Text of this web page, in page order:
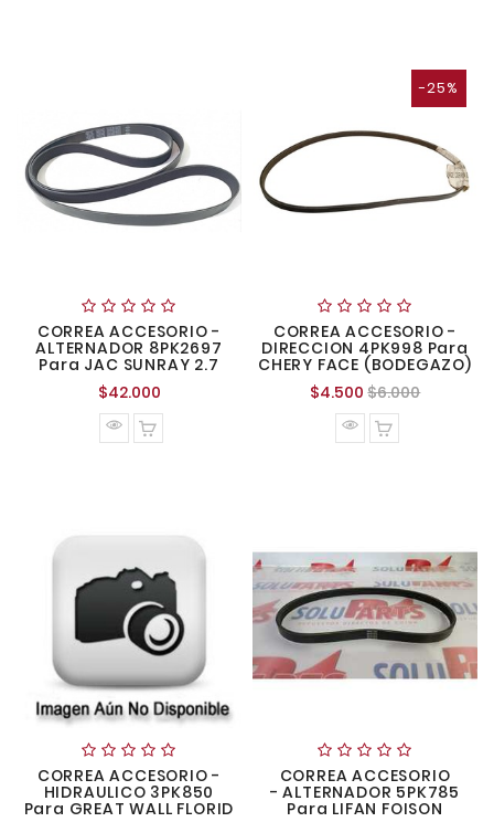
CORREA ACCESORIO -
ALTERNADOR 8PK2697
Para JAC SUNRAY 2.7
$42.000Precio
normal
-25%
CORREA ACCESORIO -
DIRECCION 4PK998 Para
CHERY FACE (BODEGAZO)
$4.500 Precio
normal
$6.000Precio
CORREA ACCESORIO -
HIDRAULICO 3PK850
Para GREAT WALL FLORID
CORREA ACCESORIO
- ALTERNADOR 5PK785
Para LIFAN FOISON